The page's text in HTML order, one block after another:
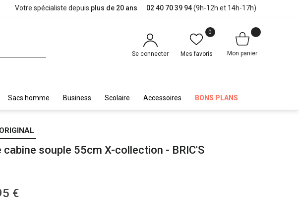
Votre spécialiste depuis plus de 20 ans 02 40 70 39 94(9h-12h et 14h-17h)
Se connecter
0
Mes favoris Mon panier
Sacs homme Business Scolaire Accessoires BONS PLANS
cabine souple 55cm X-collection - BRIC'S
€